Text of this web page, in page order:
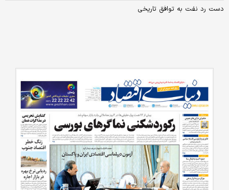
دست رد نفت به توافق تاریخی